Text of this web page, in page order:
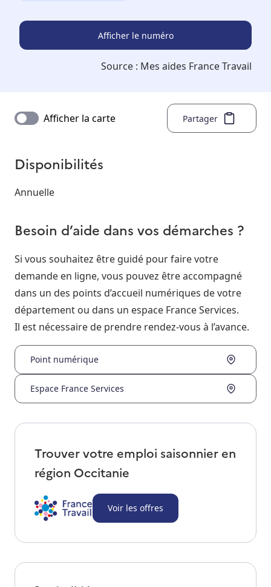
Afficher le numéro
Source : Mes aides France Travail
Afficher la carte Partager
Disponibilités
Annuelle
Besoin d’aide dans vos démarches ?
Si vous souhaitez être guidé pour faire votre
demande en ligne, vous pouvez être accompagné
dans un des points d’accueil numériques de votre
département ou dans un espace France Services.
Il est nécessaire de prendre rendez-vous à l’avance.
Point numérique
Espace France Services
Trouver votre emploi saisonnier en
région Occitanie
Voir les offres